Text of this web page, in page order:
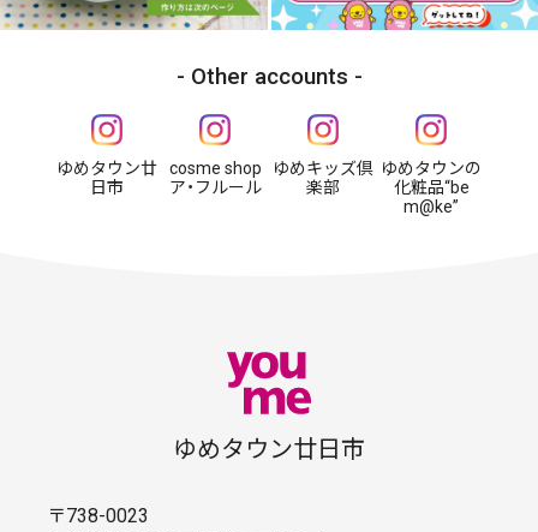
Other accounts
ゆめタウン廿
日市
cosme shop
ア・フルール
ゆめキッズ倶
楽部
ゆめタウンの
化粧品“be
m@ke”
ゆめタウン廿日市
〒738-0023